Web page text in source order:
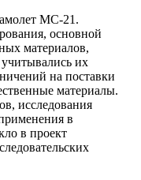
МС-21.
основной
материалов,
их
на поставки
материалы.
исследования
в
в проект